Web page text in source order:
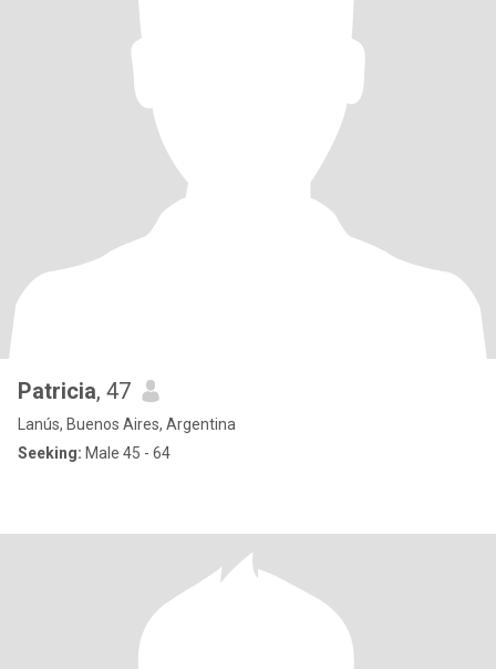
Patricia, 47
Lanús, Buenos Aires, Argentina
Seeking: Male 45 - 64